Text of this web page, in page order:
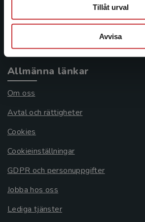
Tillåt urval
Avvisa
Köpvillkor
Allmänna länkar
Om oss
Avtal och rättigheter
Cookies
Cookieinställningar
GDPR och personuppgifter
Jobba hos oss
Lediga tjänster